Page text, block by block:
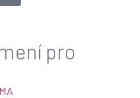
pro